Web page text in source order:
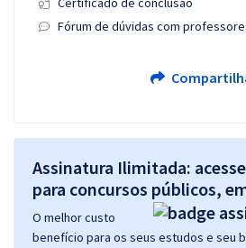
Fórum de dúvidas com
Assinatura Ilimitada:
para concursos públicos,
O melhor custo
benefício para os seus estudos e seu